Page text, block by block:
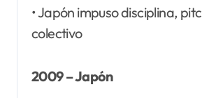
• Japón impuso disciplina,
colectivo
2009 – Japón